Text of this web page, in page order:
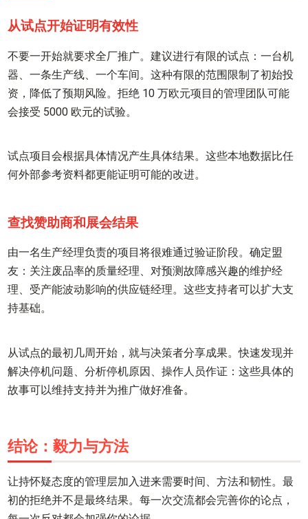
从试点开始证明有效性
不要一开始就要求全厂推广。建议进行有限的试点：一台机
器、一条生产线、一个车间。这种有限的范围限制了初始投
资，降低了预期风险。拒绝 10 万欧元项目的管理团队可能
会接受 5000 欧元的试验。
试点项目会根据具体情况产生具体结果。这些本地数据比任
何外部参考资料都更能证明可能的改进。
查找赞助商和展会结果
由一名生产经理负责的项目将很难通过验证阶段。确定盟
友：关注废品率的质量经理、对预测故障感兴趣的维护经
理、受产能波动影响的供应链经理。这些支持者可以扩大支
持基础。
从试点的最初几周开始，就与决策者分享成果。快速发现并
解决停机问题、分析停机原因、操作人员作证：这些具体的
故事可以维持支持并为推广做好准备。
结论：毅力与方法
让持怀疑态度的管理层加入进来需要时间、方法和韧性。最
初的拒绝并不是最终结果。每一次交流都会完善你的论点，